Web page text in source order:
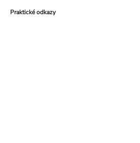
Praktické odkazy